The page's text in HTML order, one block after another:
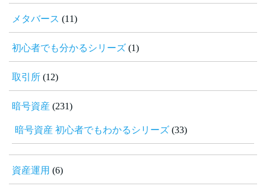
メタバース (11)
初心者でも分かるシリーズ (1)
取引所 (12)
暗号資産 (231)
暗号資産 初心者でもわかるシリーズ (33)
資産運用 (6)